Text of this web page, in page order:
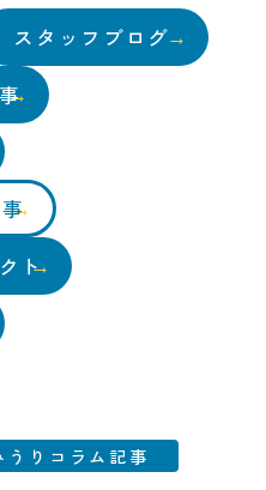
スタッフブログ
ト
うりコラム記事